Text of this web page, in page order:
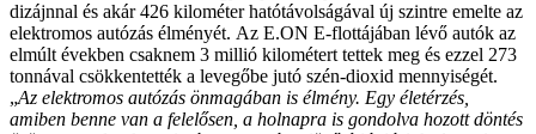
dizájnnal és akár 426 kilométer hatótávolságával új szintre emelte az
elektromos autózás élményét. Az E.ON E-flottájában lévő autók az
elmúlt években csaknem 3 millió kilométert tettek meg és ezzel 273
tonnával csökkentették a levegőbe jutó szén-dioxid mennyiségét.
„Az elektromos autózás önmagában is élmény. Egy életérzés,
amiben benne van a felelősen, a holnapra is gondolva hozott döntés